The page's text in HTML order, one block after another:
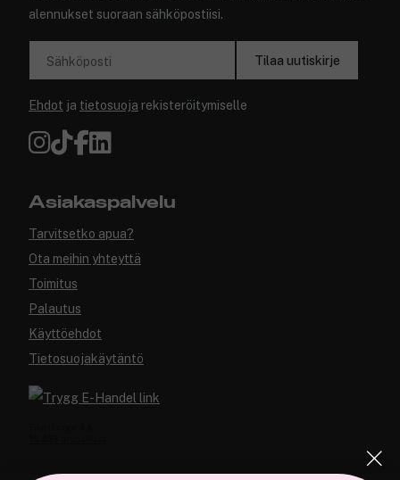
alennukset suoraan sähköpostiisi.
Sähköposti Tilaa uutiskirje
Ehdot ja tietosuoja rekisteröitymiselle
Asiakaspalvelu
Tarvitsetko apua?
Ota meihin yhteyttä
Toimitus
Palautus
Käyttöehdot
Tietosuojakäytäntö